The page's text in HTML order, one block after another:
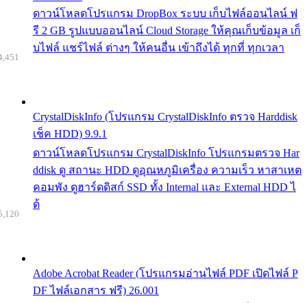
ดาวน์โหลดโปรแกรม DropBox ระบบ เก็บไฟล์ออนไลน์ ฟ
รี 2 GB รูปแบบออนไลน์ Cloud Storage ให้คุณเก็บข้อมูล เก็
บไฟล์ แชร์ไฟล์ ต่างๆ ให้คนอื่น เข้าถึงได้ ทุกที่ ทุกเวลา
CrystalDiskInfo (โปรแกรม CrystalDiskInfo ตรวจ Harddisk
เช็ค HDD) 9.9.1
ดาวน์โหลดโปรแกรม CrystalDiskInfo โปรแกรมตรวจ Har
ddisk ดู สถานะ HDD ดูอุณหภูมิเครื่อง ความเร็ว หาสาเหต
คอมพัง ดูฮาร์ดดิสก์ SSD ทั้ง Internal และ External HDD ไ
ด้
Adobe Acrobat Reader (โปรแกรมอ่านไฟล์ PDF เปิดไฟล์ P
DF ไฟล์เอกสาร ฟรี) 26.001